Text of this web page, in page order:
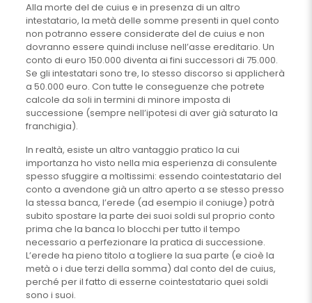
Alla morte del de cuius e in presenza di un altro
intestatario, la metà delle somme presenti in quel conto
non potranno essere considerate del de cuius e non
dovranno essere quindi incluse nell’asse ereditario. Un
conto di euro 150.000 diventa ai fini successori di 75.000.
Se gli intestatari sono tre, lo stesso discorso si applicherà
a 50.000 euro. Con tutte le conseguenze che potrete
calcole da soli in termini di minore imposta di
successione (sempre nell’ipotesi di aver già saturato la
franchigia).
In realtà, esiste un altro vantaggio pratico la cui
importanza ho visto nella mia esperienza di consulente
spesso sfuggire a moltissimi: essendo cointestatario del
conto a avendone già un altro aperto a se stesso presso
la stessa banca, l’erede (ad esempio il coniuge) potrà
subito spostare la parte dei suoi soldi sul proprio conto
prima che la banca lo blocchi per tutto il tempo
necessario a perfezionare la pratica di successione.
L’erede ha pieno titolo a togliere la sua parte (e cioè la
metà o i due terzi della somma) dal conto del de cuius,
perché per il fatto di esserne cointestatario quei soldi
sono i suoi.